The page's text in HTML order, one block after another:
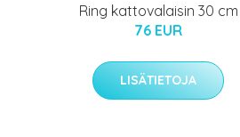
Ring kattovalaisin 30 cm
76 EUR
LISÄTIETOJA